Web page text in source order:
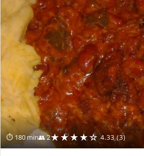
⏱ 180 min👥 2★★★★☆ 4.33 (3)